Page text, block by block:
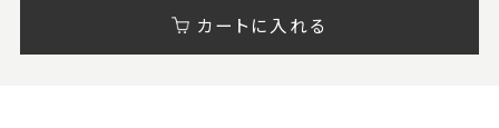
カートに入れる